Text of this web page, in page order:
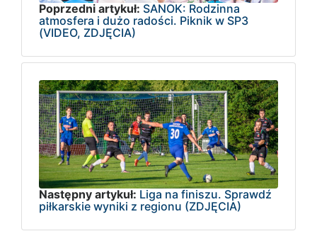
Poprzedni artykuł: SANOK: Rodzinna
atmosfera i dużo radości. Piknik w SP3
(VIDEO, ZDJĘCIA)
Następny artykuł: Liga na finiszu. Sprawdź
piłkarskie wyniki z regionu (ZDJĘCIA)